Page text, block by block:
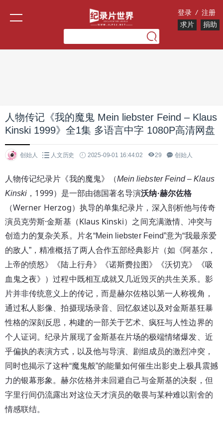
登录 / 注册
求片
捐助
人物传记《我的魔鬼 Mein liebster Feind – Klaus
Kinski 1999》全1集 多语言中字 1080P高清网盘
创始人 人文历史 2025-09-01 16:44:02 29 创始人
人物传记纪录片《我的魔鬼》（Mein liebster Feind – Klaus
Kinski ，1999）是一部由德国著名导演沃纳·赫尔佐格
（Werner Herzog）执导的单集纪录片，深入剖析他与传奇
演员克劳斯·金斯基（Klaus Kinski）之间充满激情、冲突与
创造力的复杂关系。
片名“Mein liebster Feind”意为“我最亲爱
的敌人”，精准概括了两人合作五部经典影片（如《阿基尔，
上帝的愤怒》《陆上行舟》《诺斯费拉图》《沃切克》《吸
血鬼之夜》）过程中既相互成就又几近毁灭的共生关系。影
片并非传统意义上的传记，而是赫尔佐格以第一人称视角，
通过私人影像、拍摄现场录音、回忆叙述以及对金斯基狂暴
性格的深刻反思，构建的一部关于艺术、疯狂与人性边界的
个人证词。纪录片展现了金斯基在片场的极端情绪爆发、近
乎偏执的表演方式，以及他与导演、剧组成员的激烈冲突，
同时也揭示了这种“魔鬼般”的能量如何催生出影史上极具震撼
力的银幕形象。赫尔佐格并未回避自己与金斯基的决裂，但
字里行间仍流露出对这位天才演员的敬畏与某种难以割舍的
情感联结。